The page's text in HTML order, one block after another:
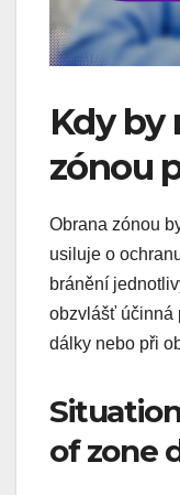
Kdy by
zónou
Obrana zónou
usiluje o
bránění
obzvlášť účinná
dálky nebo při
of zone